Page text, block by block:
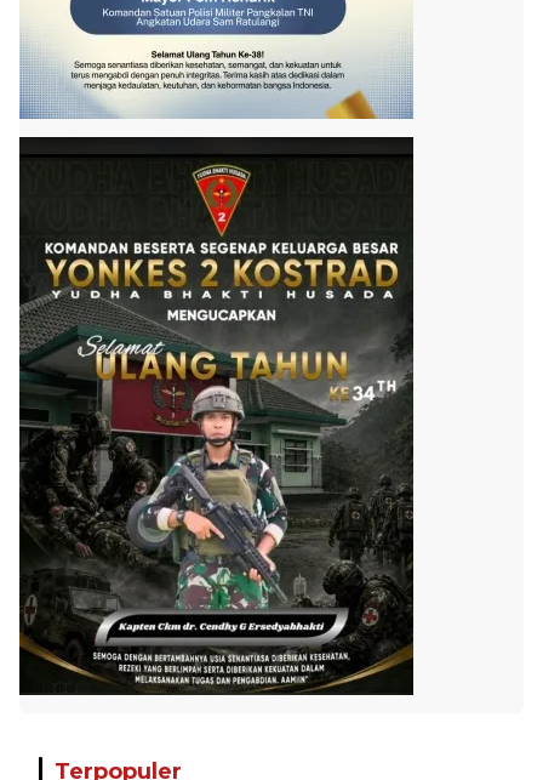
Terpopuler